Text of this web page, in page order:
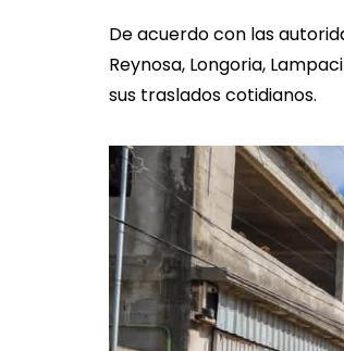
De acuerdo con las
Reynosa, Longoria,
sus traslados cotidianos.